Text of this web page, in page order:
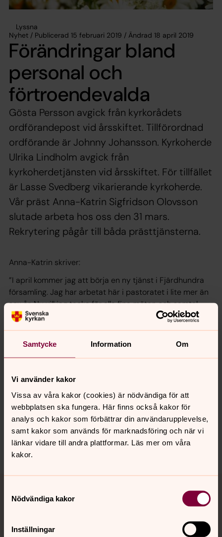
Samtycke Information Om
Vi använder kakor
Vissa av våra kakor (cookies) är nödvändiga för att
webbplatsen ska fungera. Här finns också kakor för
analys och kakor som förbättrar din användarupplevelse,
samt kakor som används för marknadsföring och när vi
länkar vidare till andra plattformar. Läs mer om våra
kakor.
Nödvändiga kakor
Inställningar
Lyssna
Nyhet / Publicerad 15 februari 2019 / Ändrad 18 april 2019
Förändringar bland
personal och
förtroendevalda
Gösta Persson avgick från kyrkorådets
ordförandepost vid årsskiftet. Tillförordnad
ordförande är Johnny Johansson. Kyrkoherde
Ulrika Lindholm avgick från
kyrkoherdetjänsten vid årsskiftet. För tillfället
är Lasse Svedberg vikarierande kyrko­herde.
Vår präst Anna-Katrin Sigfridson Olovsson
slutade arbeta hos oss den 31 mars.
Rekrytering pågår till båda prästtjänsterna.
Anna-Katrin skriver:
”I april kommer jag att börja en ny tjänst i Fjärdhundra
församling. Jag har arbetat här i pastoratet i lite mer än
sex år. Nu vill jag tacka för alla fina möten och samtal.
Jag har lärt mig mycket av er alla: av konfirmander om
hur det är att vara ung idag, av småbarnsföräldrar kring
föräldraskap och av vuxna och äldre klokskap, ja, om allt
vad livet innehåller av sorg och glädje. Guds välsignelse!”
Synpunkter eller frågor på sidans
innehåll?
vasterlovsta.pastorat@svenskakyrkan.se
Dela
Tillbaka till toppen
Tillbaka till innehållet
Kontakt